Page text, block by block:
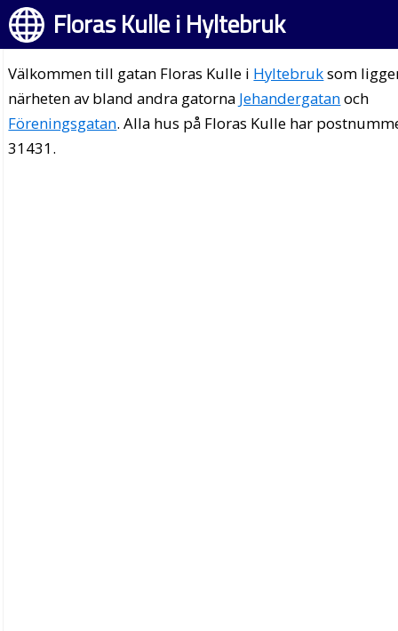
Floras Kulle i Hyltebruk
Välkommen till gatan Floras Kulle i Hyltebruksom
närheten av bland andra gatorna Jehandergatanoch
Föreningsgatan. Alla hus på Floras Kulle har
31431.